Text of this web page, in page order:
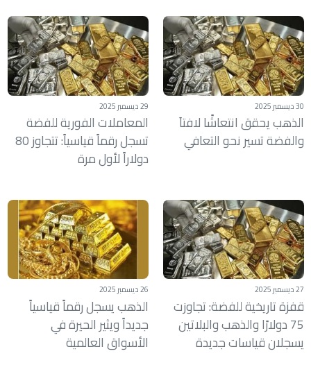
30 ديسمبر 2025
الذهب يحقق انتعاشًا لافتاَ
والفضة تسير نحو التعافي
29 ديسمبر 2025
المعاملات الفورية للفضة
تسجل رقماً قياسياً: تتجاوز 80
دولاراً لأول مرة
27 ديسمبر 2025
قفزة تاريخية للفضة: تجاوزت
75 دولارًا والذهب والبلاتين
يسجلان قياسات جديدة
26 ديسمبر 2025
الذهب يسجل رقماً قياسياً
جديداً ويثير الحيرة في
الأسواق العالمية